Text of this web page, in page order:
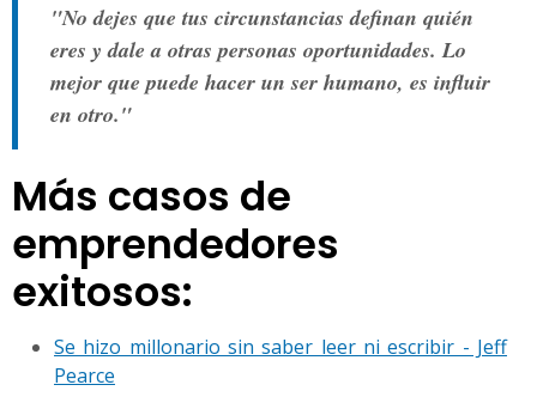
"No dejes que tus circunstancias definan quién
eres y dale a otras personas oportunidades. Lo
mejor que puede hacer un ser humano, es influir
en otro."
Más casos de
emprendedores
exitosos:
Se hizo millonario sin saber leer ni escribir - Jeff
Pearce